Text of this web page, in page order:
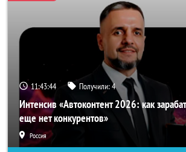
11:43:42 Получили:4
Интенсив «Автоконтент 2026: как
еще нет конкурентов»
Россия